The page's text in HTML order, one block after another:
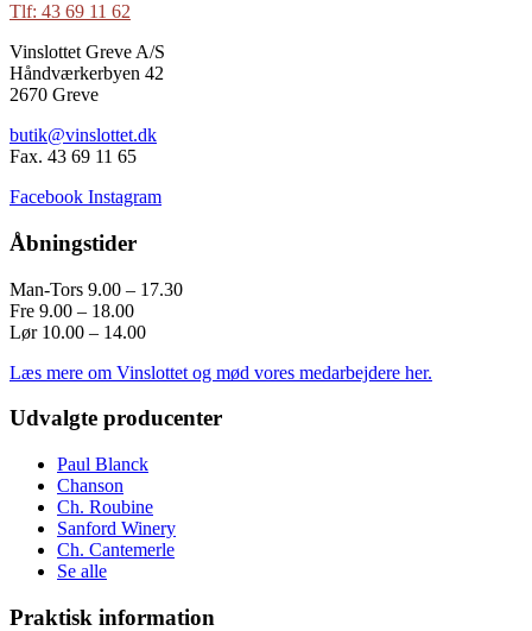
Tlf: 43 69 11 62
Vinslottet Greve A/S
Håndværkerbyen 42
2670 Greve
butik@vinslottet.dk
Fax. 43 69 11 65
Facebook Instagram
Åbningstider
Man-Tors 9.00 – 17.30
Fre 9.00 – 18.00
Lør 10.00 – 14.00
Læs mere om Vinslottet og mød vores medarbejdere her.
Udvalgte producenter
Paul Blanck
Chanson
Ch. Roubine
Sanford Winery
Ch. Cantemerle
Se alle
Praktisk information